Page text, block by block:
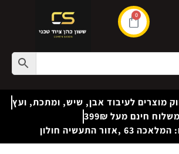
0
מוצרים לעיבוד אבן, שיש, ומתכת, ועץ
משלוח חינם מעל 399₪
,אזור התעשיה חולון